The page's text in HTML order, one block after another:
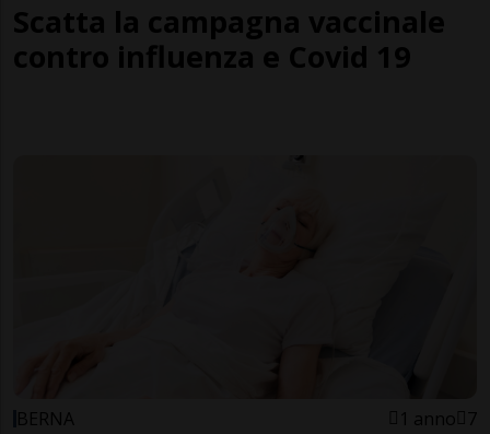
Scatta la campagna vaccinale
contro influenza e Covid 19
BERNA 1 anno 7